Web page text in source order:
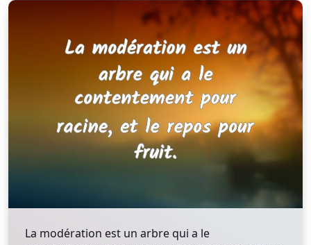
La modération est un arbre qui a le